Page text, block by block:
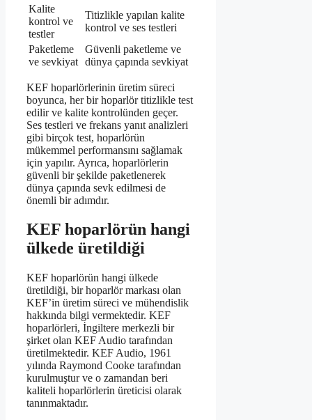
Kalite
kontrol ve
testler
Titizlikle yapılan kalite
kontrol ve ses testleri
Paketleme
ve sevkiyat
Güvenli paketleme ve
dünya çapında sevkiyat
KEF hoparlörlerinin üretim süreci
boyunca, her bir hoparlör titizlikle test
edilir ve kalite kontrolünden geçer.
Ses testleri ve frekans yanıt analizleri
gibi birçok test, hoparlörün
mükemmel performansını sağlamak
için yapılır. Ayrıca, hoparlörlerin
güvenli bir şekilde paketlenerek
dünya çapında sevk edilmesi de
önemli bir adımdır.
KEF hoparlörün hangi
ülkede üretildiği
KEF hoparlörün hangi ülkede
üretildiği, bir hoparlör markası olan
KEF’in üretim süreci ve mühendislik
hakkında bilgi vermektedir. KEF
hoparlörleri, İngiltere merkezli bir
şirket olan KEF Audio tarafından
üretilmektedir. KEF Audio, 1961
yılında Raymond Cooke tarafından
kurulmuştur ve o zamandan beri
kaliteli hoparlörlerin üreticisi olarak
tanınmaktadır.